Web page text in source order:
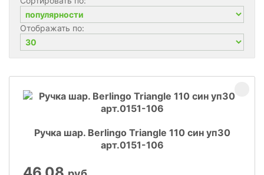
Отображать по:
Ручка шар. Berlingo Triangle 110 син уп30
арт.0151-106